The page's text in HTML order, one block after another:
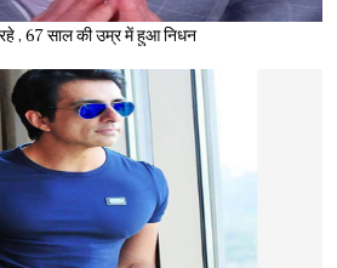
, 67 साल की उम्र में हुआ निधन